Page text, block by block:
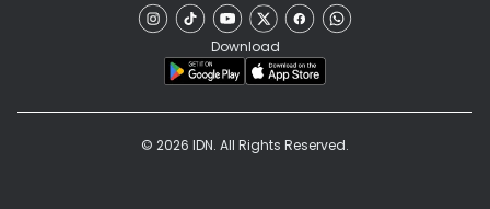
Download
© 2026 IDN. All Rights Reserved.